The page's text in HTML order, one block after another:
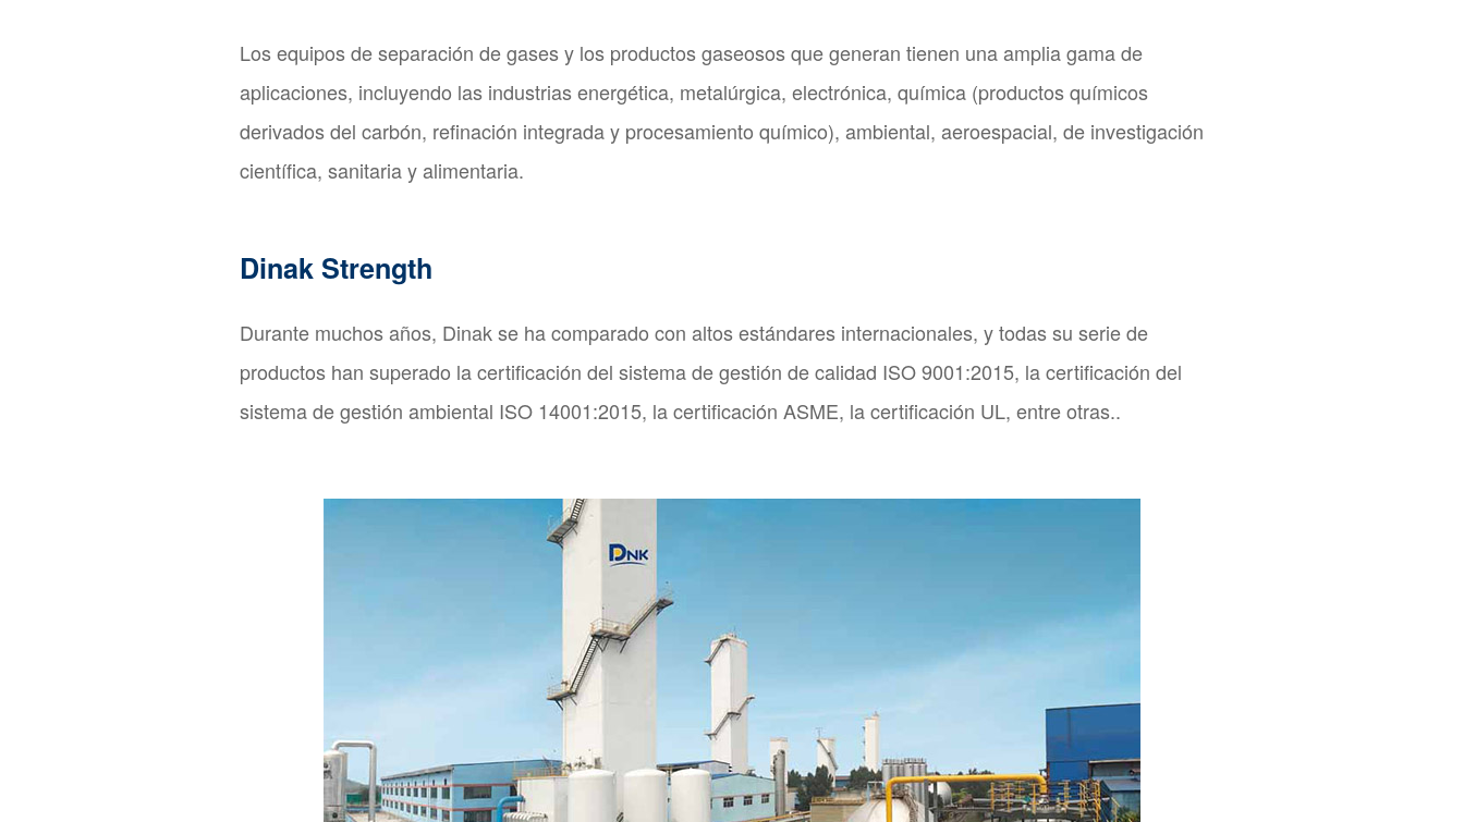
Los equipos de separación de gases y los productos gaseosos que generan tienen una amplia gama de
aplicaciones, incluyendo las industrias energética, metalúrgica, electrónica, química (productos químicos
derivados del carbón, refinación integrada y procesamiento químico), ambiental, aeroespacial, de investigación
científica, sanitaria y alimentaria.
Dinak Strength
Durante muchos años, Dinak se ha comparado con altos estándares internacionales, y todas su serie de
productos han superado la certificación del sistema de gestión de calidad ISO 9001:2015, la certificación del
sistema de gestión ambiental ISO 14001:2015, la certificación ASME, la certificación UL, entre otras..